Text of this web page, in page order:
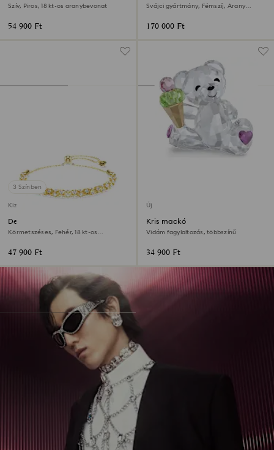
Szív, Piros, 18 kt-os aranybevonat
54 900 Ft
Svájci gyártmány, Fémszíj, Arany
170 000 Ft
3 Színben
Kizárólag online elérhető
Dextera karkötő
Körmetszéses, Fehér, 18 kt-os
47 900 Ft
Új
Kris mackó
Vidám fagylaltozás, többszínű
34 900 Ft